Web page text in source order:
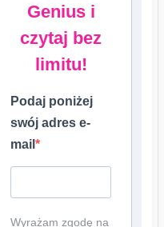
Genius i
czytaj bez
limitu!
Podaj poniżej
swój adres e-
mail
Wyrażam zgodę na